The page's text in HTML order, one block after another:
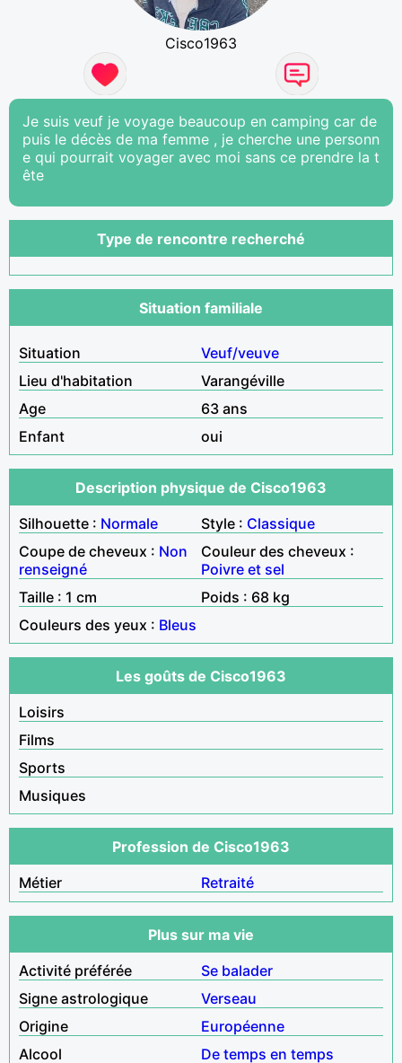
Cisco1963
Je suis veuf je voyage beaucoup en camping car de
puis le décès de ma femme , je cherche une personn
e qui pourrait voyager avec moi sans ce prendre la t
ête
Type de rencontre recherché
Situation familiale
Situation
Veuf/veuve
Lieu d'habitation
Varangéville
Age
63 ans
Enfant
oui
Description physique de Cisco1963
Silhouette : Normale Style : Classique
Coupe de cheveux : Non
renseigné
Couleur des cheveux :
Poivre et sel
Taille : 1 cm
Poids : 68 kg
Couleurs des yeux : Bleus
Les goûts de Cisco1963
Loisirs
Films
Sports
Musiques
Profession de Cisco1963
Métier
Retraité
Plus sur ma vie
Activité préférée
Se balader
Signe astrologique
Verseau
Origine
Européenne
Alcool
De temps en temps